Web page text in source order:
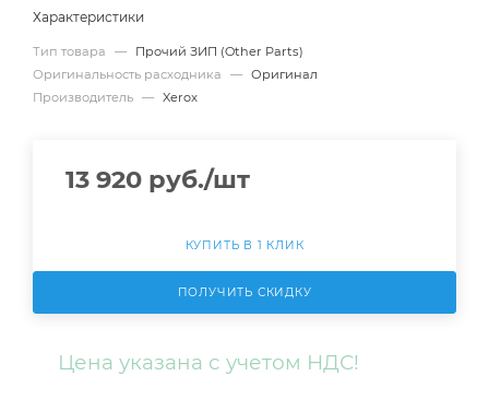
Характеристики
Тип товара —
Прочий ЗИП (Other Parts)
Оригинальность расходника
— Оригинал
Производитель — Xerox
13 920 руб./шт
КУПИТЬ В 1 КЛИК
ПОЛУЧИТЬ СКИДКУ
Цена указана с учетом НДС!